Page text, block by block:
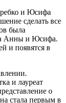
и Юсифа
сделать все
была
Анны и Юсифа.
и появятся в
и лауреат
о
стала первым в